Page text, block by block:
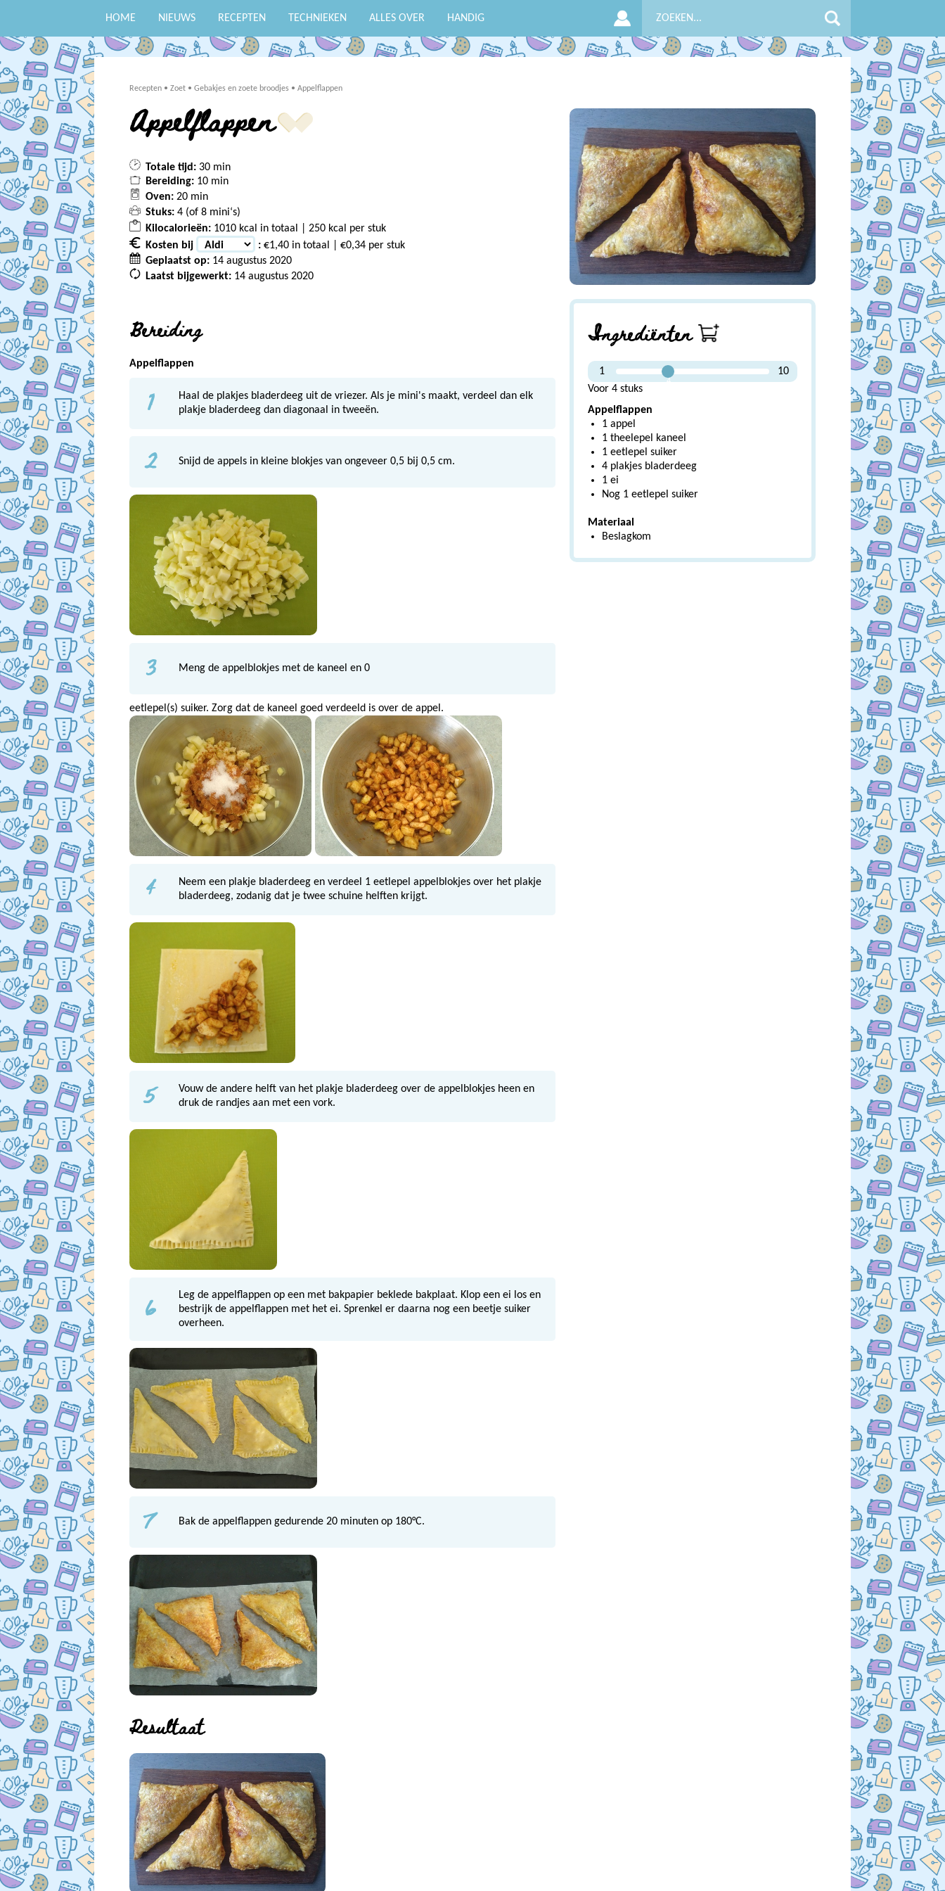
HOME NIEUWS RECEPTEN TECHNIEKEN ALLES OVER HANDIG
Recepten •Zoet •Gebakjes en zoete broodjes •Appelflappen
Appelflappen
Totale tijd: 30 min
Bereiding: 10 min
Oven: 20 min
Stuks: 4 (of8 mini‘s)
Kilocalorieën: 1010 kcal in totaal | 250 kcal per stuk
Kosten bij
: €1,40 in totaal | €0,34 per stuk
Geplaatst op: 14 augustus 2020
Laatst bijgewerkt: 14 augustus 2020
Ingrediënten
1
4
10
Voor 4 stuks
Appelflappen
1 appel
1 theelepel kaneel
1 eetlepel suiker
4 plakjes bladerdeeg
1 ei
Nog 1 eetlepel suiker
Materiaal
Beslagkom
Bereiding
Appelflappen
1
Haal de plakjes bladerdeeg uit de vriezer. Als je mini's maakt, verdeel dan elk
plakje bladerdeeg dan diagonaal in tweeën.
2 Snijd de appels in kleine blokjes van ongeveer 0,5 bij 0,5 cm.
3 Meng de appelblokjes met de kaneel en0
eetlepel(s) suiker. Zorg dat de kaneel goed verdeeld is over de appel.
4
Neem een plakje bladerdeeg en verdeel 1 eetlepel appelblokjes over het plakje
bladerdeeg, zodanig dat je twee schuine helften krijgt.
5
Vouw de andere helft van het plakje bladerdeeg over de appelblokjes heen en
druk de randjes aan met een vork.
6
Leg de appelflappen op een met bakpapier beklede bakplaat. Klop een ei los en
bestrijk de appelflappen met het ei. Sprenkel er daarna nog een beetje suiker
overheen.
7 Bak de appelflappen gedurende 20 minuten op 180°C.
Resultaat